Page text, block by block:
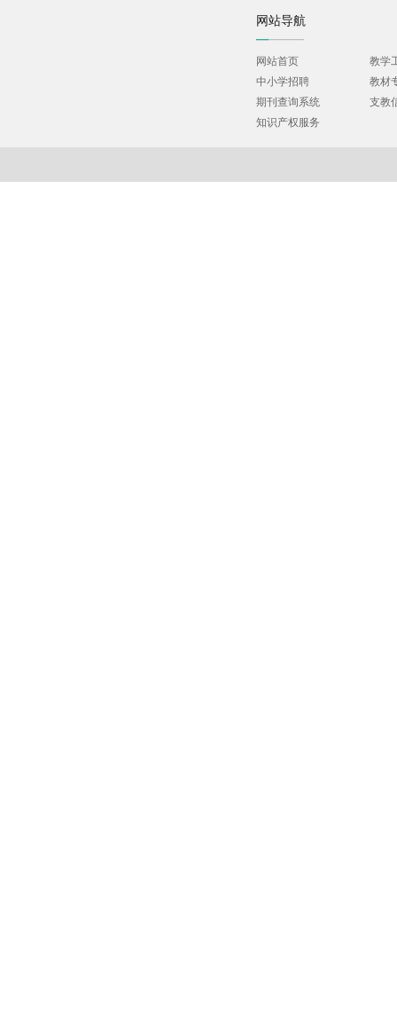
网站导航
网站首页
中小学招聘
期刊查询系统
知识产权服务
教学
教材
支教